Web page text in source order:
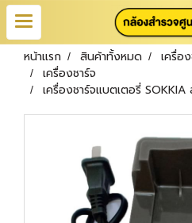
หน้าแรก สินค้าทั้งหมด
เครื่อ
เครื่องชาร์จ
เครื่องชาร์จแบตเตอรี่